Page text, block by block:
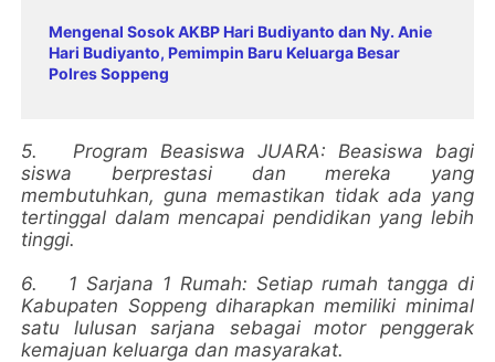
Mengenal Sosok AKBP Hari Budiyanto dan Ny. Anie
Hari Budiyanto, Pemimpin Baru Keluarga Besar
Polres Soppeng
5.
Program Beasiswa JUARA: Beasiswa bagi
siswa berprestasi dan mereka yang
membutuhkan, guna memastikan tidak ada yang
tertinggal dalam mencapai pendidikan yang lebih
tinggi.
6.
1 Sarjana 1 Rumah: Setiap rumah tangga di
Kabupaten Soppeng diharapkan memiliki minimal
satu lulusan sarjana sebagai motor penggerak
kemajuan keluarga dan masyarakat.